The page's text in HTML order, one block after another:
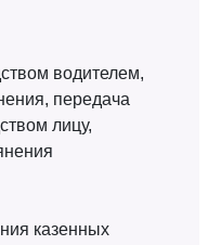
водителем,
передача
лицу,
казенных